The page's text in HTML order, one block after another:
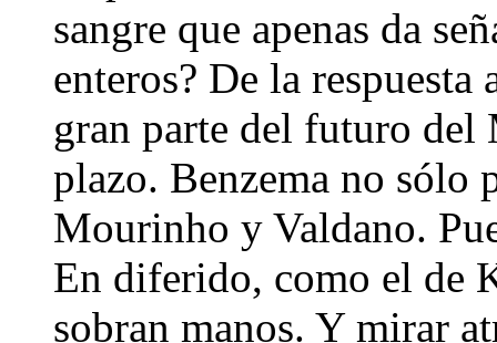
sangre que apenas da
enteros? De la respuesta
gran parte del futuro del
plazo. Benzema no sólo
Mourinho y Valdano.
En diferido, como el de
sobran manos. Y mirar